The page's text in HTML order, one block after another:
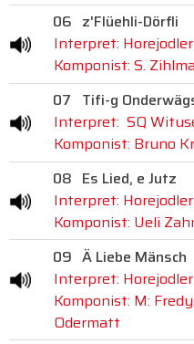
06 z'Flüehli-Dörfli
Interpret:
Komponist: S.
07 Tifi-g
Interpret: SQ
Komponist: Bruno
08 Es Lied, e Jutz
Interpret:
Komponist: Ueli
09 Ä Liebe Mänsch
Interpret:
Komponist: M:
Odermatt